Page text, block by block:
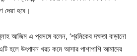
দেয়া হবে।
আজিম এ প্রসঙ্গে বলেন, ‘শ্রমিকের দক্ষতা বাড়ানো
হলে উৎপাদন খরচ কমে আসার পাশাপাশি আমাদের